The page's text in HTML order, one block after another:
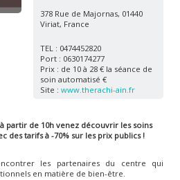
378 Rue de Majornas, 01440
Viriat, France
TEL : 0474452820
Port : 0630174277
Prix : de 10 à 28 € la séance de
soin automatisé €
Site : www.therachi-ain.fr
partir de 10h venez découvrir les soins
des tarifs à -70% sur les prix publics !
les partenaires du centre qui
en matière de bien-être.